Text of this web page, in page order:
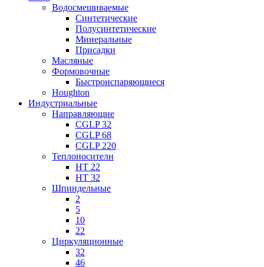
Водосмешиваемые
Синтетические
Полусинтетические
Минеральные
Присадки
Масляные
Формовочные
Быстроиспаряющиеся
Houghton
Индустриальные
Направляющие
CGLP 32
CGLP 68
CGLP 220
Теплоносители
HT 22
HT 32
Шпиндельные
2
5
10
22
Циркуляционные
32
46